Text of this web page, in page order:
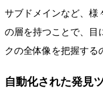
サブドメインなど、様
の層を持つことで、目
クの全体像を把握する
自動化された発見